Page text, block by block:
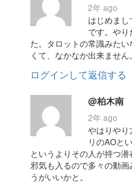
2年 ago
はじめまし
です。やり
た。タロットの常識みた
くて、なかなか出来ませ
ログインして返信する
@柏木南
2年 ago
やはりやり
リのAOと
というよりその人が持つ
邪気も入るので多々の動
うがいいかと。